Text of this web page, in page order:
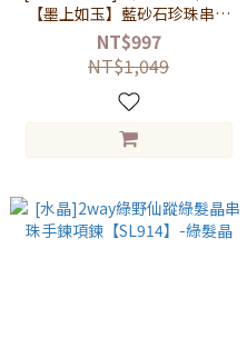
【墨上如玉】藍砂石珍珠串珠
手鍊【VRS190】-藍砂石
NT$997
NT$1,049